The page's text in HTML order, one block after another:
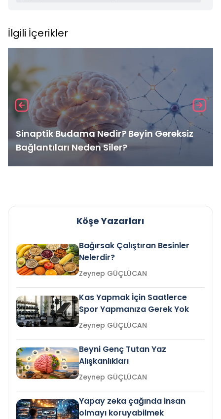
İlgili İçerikler
Sinaptik Budama Nedir? Beyin Gereksiz
Bağlantıları Neden Siler?
Köşe Yazarları
Bağırsak Çalıştıran Besinler
Nelerdir?
Zeynep GÜÇLÜCAN
Kas Yapmak İçin Saatlerce
Spor Yapmanıza Gerek Yok
Zeynep GÜÇLÜCAN
Beyni Genç Tutan Yaz
Alışkanlıkları
Zeynep GÜÇLÜCAN
Yapay zeka çağında insan
olmayı koruyabilmek